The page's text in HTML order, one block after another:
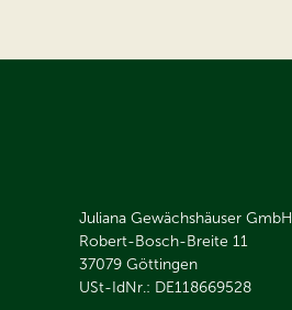
Juliana Gewächshäuser GmbH
Robert-Bosch-Breite 11
37079 Göttingen
USt-IdNr.: DE118669528